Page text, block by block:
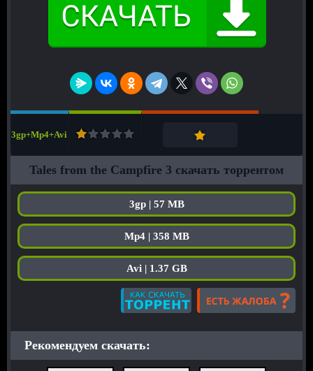
3gp+Mp4+Avi
Tales from the Campfire 3 скачать торрентом
3gp | 57 MB
Mp4 | 358 MB
Avi | 1.37 GB
Рекомендуем скачать: